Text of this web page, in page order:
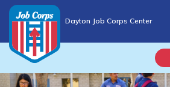
to
content
Dayton Job Corps Center